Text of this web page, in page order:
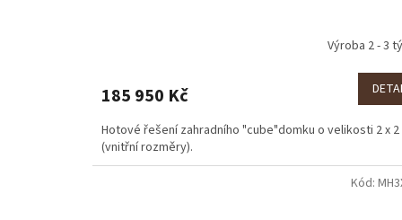
Výroba 2 - 3
185 950 Kč
Hotové řešení zahradního "cube"domku o velikosti 2 x 2
(vnitřní rozměry).
Kód: